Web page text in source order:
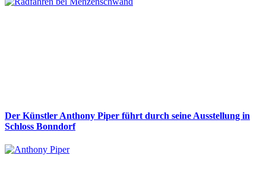
Der Künstler Anthony Piper führt durch seine Ausstellung in
Schloss Bonndorf